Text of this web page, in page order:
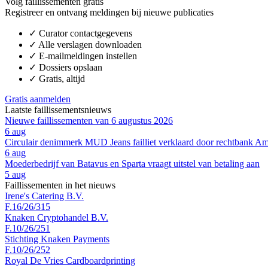
Registreer en ontvang meldingen bij nieuwe publicaties
✓ Curator contactgegevens
✓ Alle verslagen downloaden
✓ E-mailmeldingen instellen
✓ Dossiers opslaan
✓ Gratis, altijd
Gratis aanmelden
Laatste faillissementsnieuws
Nieuwe faillissementen van 6 augustus 2026
6 aug
Circulair denimmerk MUD Jeans failliet verklaard door rechtbank
6 aug
Moederbedrijf van Batavus en Sparta vraagt uitstel van betaling aan
5 aug
Faillissementen in het nieuws
Irene's Catering B.V.
F.16/26/315
Knaken Cryptohandel B.V.
F.10/26/251
Stichting Knaken Payments
F.10/26/252
Royal De Vries Cardboardprinting